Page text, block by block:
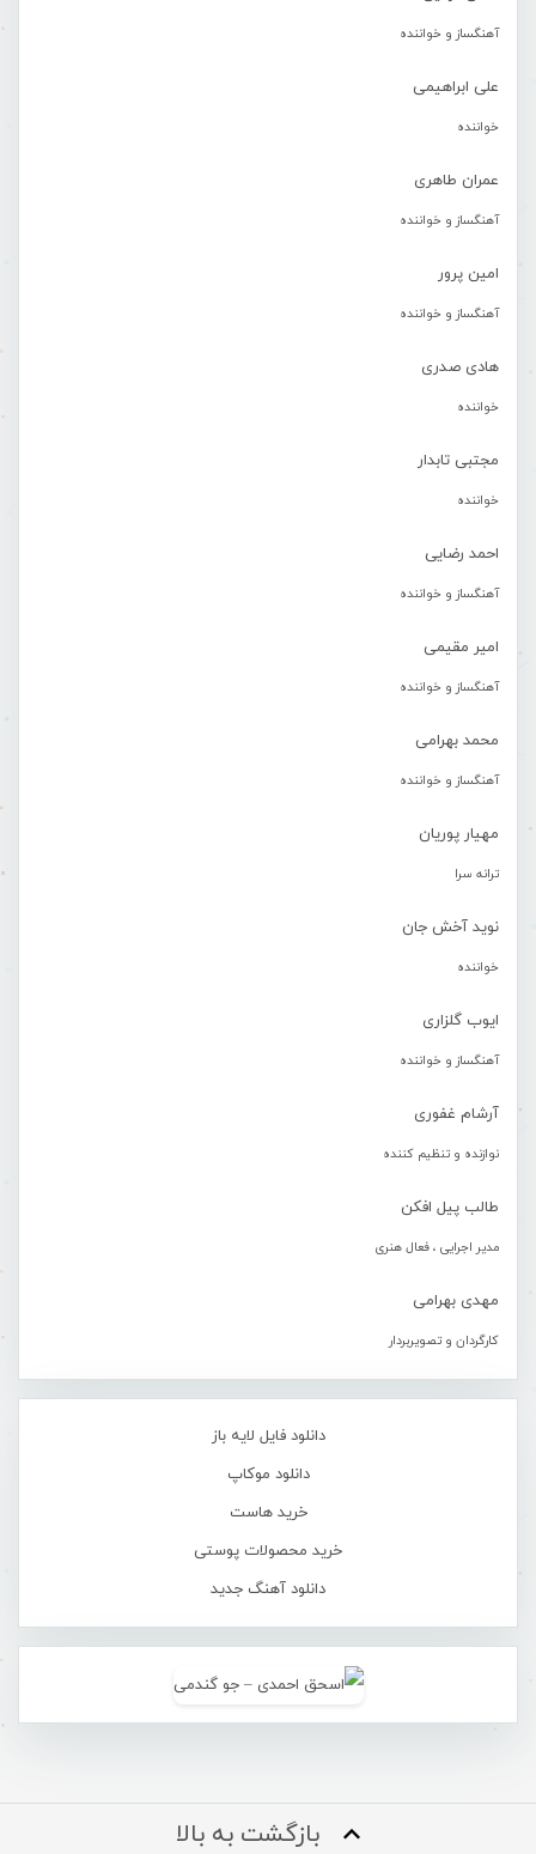
آهنگساز و خواننده
علی ابراهیمی
خواننده
عمران طاهری
آهنگساز و خواننده
امین پرور
آهنگساز و خواننده
هادی صدری
خواننده
مجتبی تابدار
خواننده
احمد رضایی
آهنگساز و خواننده
امیر مقیمی
آهنگساز و خواننده
محمد بهرامی
آهنگساز و خواننده
مهیار پوریان
ترانه سرا
نوید آخش جان
خواننده
ایوب گلزاری
آهنگساز و خواننده
آرشام غفوری
نوازنده و تنظیم کننده
طالب پیل افکن
مدیر اجرایی ، فعال هنری
مهدی بهرامی
کارگردان و تصویربردار
دانلود فایل لایه باز
دانلود موکاپ
خرید هاست
خرید محصولات پوستی
دانلود آهنگ جدید
بازگشت به بالا